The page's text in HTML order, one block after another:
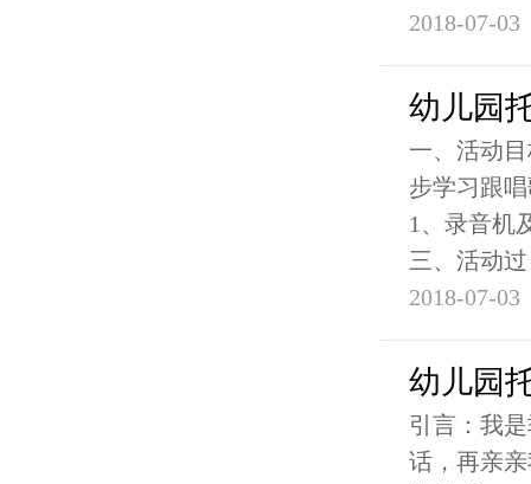
2018-07-03
幼儿园
一、活动
步学习跟
1、录音机
三、活动过
2018-07-03
幼儿园
引言：我
话，再亲